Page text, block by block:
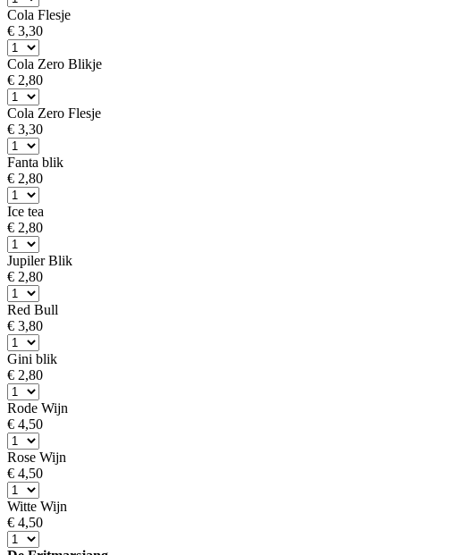
Cola Flesje
€ 3,30
Cola Zero Blikje
€ 2,80
Cola Zero Flesje
€ 3,30
Fanta blik
€ 2,80
Ice tea
€ 2,80
Jupiler Blik
€ 2,80
Red Bull
€ 3,80
Gini blik
€ 2,80
Rode Wijn
€ 4,50
Rose Wijn
€ 4,50
Witte Wijn
€ 4,50